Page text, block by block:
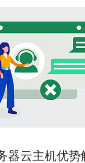
器云主机优势